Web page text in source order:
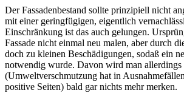
Der Fassadenbestand sollte prinzipiell nicht
mit einer geringfügigen, eigentlich
Einschränkung ist das auch gelungen.
Fassade nicht einmal neu malen, aber durch
doch zu kleinen Beschädigungen, sodaß ein
notwendig wurde. Davon wird man allerdings
(Umweltverschmutzung hat in
positive Seiten) bald gar nichts mehr merken.